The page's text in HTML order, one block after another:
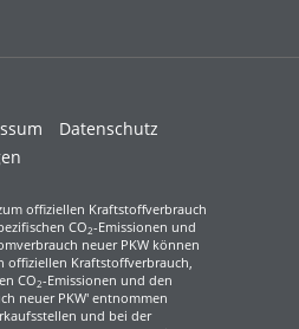
Datenschutz
offiziellen Kraftstoffverbrauch
CO2-Emissionen und
neuer PKW können
offiziellen Kraftstoffverbrauch,
CO2-Emissionen und den
neuer PKW' entnommen
und bei der